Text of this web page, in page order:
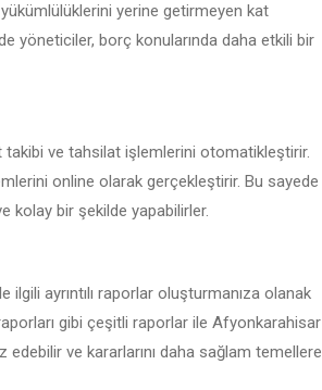
yerine getirmeyen kat
yöneticiler, borç konularında daha etkili bir
ve tahsilat işlemlerini otomatikleştirir.
online olarak gerçekleştirir. Bu sayede
kolay bir şekilde yapabilirler.
ayrıntılı raporlar oluşturmanıza olanak
gibi çeşitli raporlar ile Afyonkarahisar
ve kararlarını daha sağlam temellere